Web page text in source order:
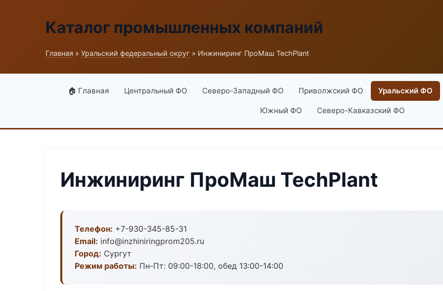
Каталог промышленных компаний
Главная » Уральский федеральный округ » Инжиниринг ПроМаш TechPlant
🏠 Главная Центральный ФО Северо-Западный ФО Приволжский ФО Уральский ФО
Южный ФО Северо-Кавказский ФО
Инжиниринг ПроМаш TechPlant
Телефон: +7-930-345-85-31
Email: info@inzhiniringprom205.ru
Город: Сургут
Режим работы: Пн-Пт: 09:00-18:00, обед 13:00-14:00